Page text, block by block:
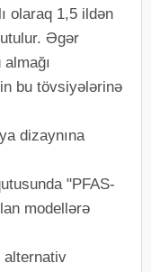
olaraq 1,5 ildən
Əgər
bu tövsiyələrinə
dizaynına
"PFAS-
modellərə
alternativ